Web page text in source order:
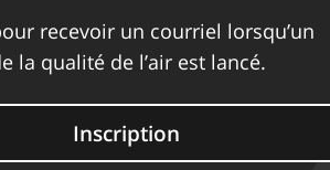
recevoir un courriel lorsqu’un
la qualité de l’air est lancé.
Inscription